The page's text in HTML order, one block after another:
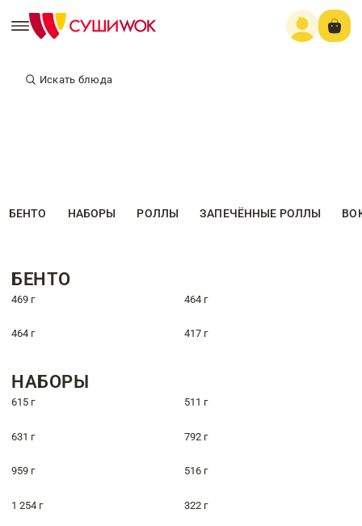
Искать блюда
БЕНТО НАБОРЫ РОЛЛЫ ЗАПЕЧЁННЫЕ РОЛЛЫ
БЕНТО
469 г 464 г
464 г 417 г
НАБОРЫ
615 г 511 г
631 г 792 г
959 г 516 г
1 254 г 322 г